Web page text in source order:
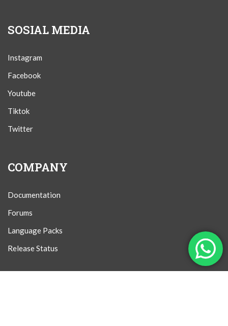
SOSIAL MEDIA
Instagram
Facebook
Youtube
Tiktok
Twitter
COMPANY
Documentation
Forums
Language Packs
Release Status